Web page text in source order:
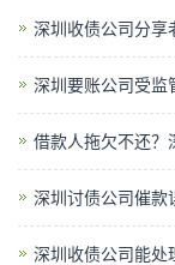
深圳收债公司分享
深圳要账公司受监
借款人拖欠不还？
深圳讨债公司催款
深圳收债公司能处